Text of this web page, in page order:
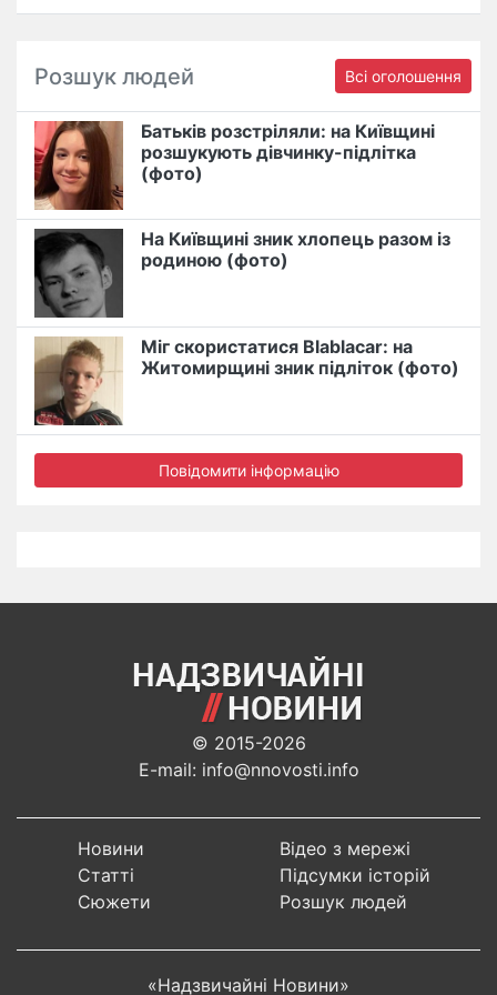
Розшук людей Всі оголошення
Батьків розстріляли: на Київщині
розшукують дівчинку-підлітка
(фото)
На Київщині зник хлопець разом із
родиною (фото)
Міг скористатися Blablacar: на
Житомирщині зник підліток (фото)
Повідомити інформацію
© 2015-2026
E-mail: info@nnovosti.info
Новини
Статті
Сюжети
Відео з мережі
Підсумки історій
Розшук людей
«Надзвичайні Новини»